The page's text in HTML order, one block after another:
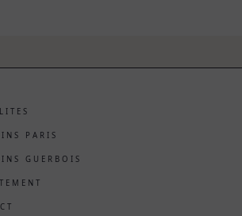
PARIS
GUERBOIS